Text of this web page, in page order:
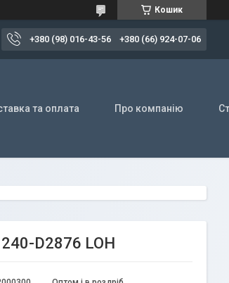
Кошик
+380 (98) 016-43-56 +380 (66) 924-07-06
та оплата Про компанію
D2876 LOH